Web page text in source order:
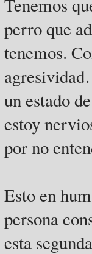
perro que
tenemos.
un estado
estoy
por no
Esto en
persona
esta